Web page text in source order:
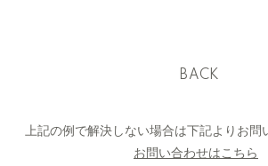
BACK
上記の例で解決しない場合は下記よりお問
お問い合わせはこちら